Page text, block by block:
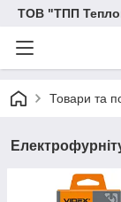
ТОВ "ТПП
Товари та